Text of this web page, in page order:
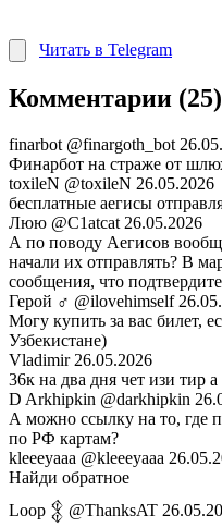
Читать в Telegram
Комментарии (25)
finarbot @finargoth_bot
Финарбот на страже от
toxileN @toxileN 26.05.2026
бесплатные аегисы
Люю @C1atcat 26.05.2026
А по поводу Аегисов
начали их отправлять? В
сообщения, что
Герой ♂ @ilovehimself
Могу купить за вас билет,
Узбекистане)
Vladimir 26.05.2026
36к на два дня чет изи тир а
D Arkhipkin @darkhipkin
А можно ссылку на то, где
по РФ картам?
kleeeyaaa @kleeeyaaa
Найди обратное
Loop 𒉭 @ThanksAT